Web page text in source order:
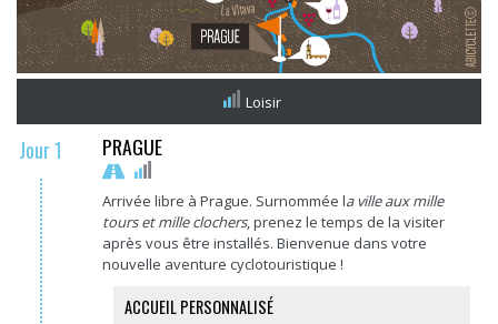
Loisir
Jour 1 PRAGUE
Arrivée libre à Prague. Surnommée la ville aux mille
tours et mille clochers, prenez le temps de la visiter
après vous être installés. Bienvenue dans votre
nouvelle aventure cyclotouristique !
ACCUEIL PERSONNALISÉ